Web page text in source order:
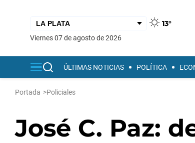
13°
viernes 07 de agosto de 2026
ÚLTIMAS NOTICIAS POLÍTICA
Portada >Policiales
José C. Paz: